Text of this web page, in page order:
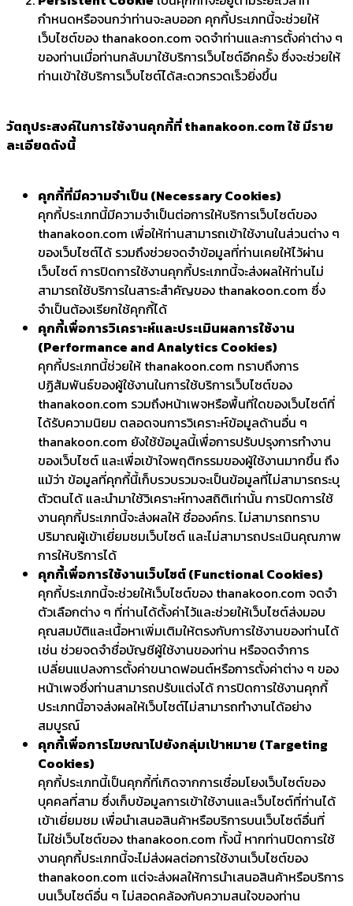
กำหนดหรือจนกว่าท่านจะลบออก คุกกี้ประเภทนี้จะช่วยให้
เว็บไซต์ของ thanakoon.com จดจำท่านและการตั้งค่าต่าง ๆ
ของท่านเมื่อท่านกลับมาใช้บริการเว็บไซต์อีกครั้ง ซึ่งจะช่วยให้
ท่านเข้าใช้บริการเว็บไซต์ได้สะดวกรวดเร็วยิ่งขึ้น
วัตถุประสงค์ในการใช้งานคุกกี้ที่ thanakoon.com ใช้ มีราย
ละเอียดดังนี้
คุกกี้ที่มีความจำเป็น (Necessary Cookies)
คุกกี้ประเภทนี้มีความจำเป็นต่อการให้บริการเว็บไซต์ของ
thanakoon.com เพื่อให้ท่านสามารถเข้าใช้งานในส่วนต่าง ๆ
ของเว็บไซต์ได้ รวมถึงช่วยจดจำข้อมูลที่ท่านเคยให้ไว้ผ่าน
เว็บไซต์ การปิดการใช้งานคุกกี้ประเภทนี้จะส่งผลให้ท่านไม่
สามารถใช้บริการในสาระสำคัญของ thanakoon.com ซึ่ง
จำเป็นต้องเรียกใช้คุกกี้ได้
คุกกี้เพื่อการวิเคราะห์และประเมินผลการใช้งาน
(Performance and Analytics Cookies)
คุกกี้ประเภทนี้ช่วยให้ thanakoon.com ทราบถึงการ
ปฏิสัมพันธ์ของผู้ใช้งานในการใช้บริการเว็บไซต์ของ
thanakoon.com รวมถึงหน้าเพจหรือพื้นที่ใดของเว็บไซต์ที่
ได้รับความนิยม ตลอดจนการวิเคราะห์ข้อมูลด้านอื่น ๆ
thanakoon.com ยังใช้ข้อมูลนี้เพื่อการปรับปรุงการทำงาน
ของเว็บไซต์ และเพื่อเข้าใจพฤติกรรมของผู้ใช้งานมากขึ้น ถึง
แม้ว่า ข้อมูลที่คุกกี้นี้เก็บรวบรวมจะเป็นข้อมูลที่ไม่สามารถระบุ
ตัวตนได้ และนำมาใช้วิเคราะห์ทางสถิติเท่านั้น การปิดการใช้
งานคุกกี้ประเภทนี้จะส่งผลให้ ชื่อองค์กร. ไม่สามารถทราบ
ปริมาณผู้เข้าเยี่ยมชมเว็บไซต์ และไม่สามารถประเมินคุณภาพ
การให้บริการได้
คุกกี้เพื่อการใช้งานเว็บไซต์ (Functional Cookies)
คุกกี้ประเภทนี้จะช่วยให้เว็บไซต์ของ thanakoon.com จดจำ
ตัวเลือกต่าง ๆ ที่ท่านได้ตั้งค่าไว้และช่วยให้เว็บไซต์ส่งมอบ
คุณสมบัติและเนื้อหาเพิ่มเติมให้ตรงกับการใช้งานของท่านได้
เช่น ช่วยจดจำชื่อบัญชีผู้ใช้งานของท่าน หรือจดจำการ
เปลี่ยนแปลงการตั้งค่าขนาดฟอนต์หรือการตั้งค่าต่าง ๆ ของ
หน้าเพจซึ่งท่านสามารถปรับแต่งได้ การปิดการใช้งานคุกกี้
ประเภทนี้อาจส่งผลให้เว็บไซต์ไม่สามารถทำงานได้อย่าง
สมบูรณ์
คุกกี้เพื่อการโฆษณาไปยังกลุ่มเป้าหมาย (Targeting
Cookies)
คุกกี้ประเภทนี้เป็นคุกกี้ที่เกิดจากการเชื่อมโยงเว็บไซต์ของ
บุคคลที่สาม ซึ่งเก็บข้อมูลการเข้าใช้งานและเว็บไซต์ที่ท่านได้
เข้าเยี่ยมชม เพื่อนำเสนอสินค้าหรือบริการบนเว็บไซต์อื่นที่
ไม่ใช่เว็บไซต์ของ thanakoon.com ทั้งนี้ หากท่านปิดการใช้
งานคุกกี้ประเภทนี้จะไม่ส่งผลต่อการใช้งานเว็บไซต์ของ
thanakoon.com แต่จะส่งผลให้การนำเสนอสินค้าหรือบริการ
บนเว็บไซต์อื่น ๆ ไม่สอดคล้องกับความสนใจของท่าน